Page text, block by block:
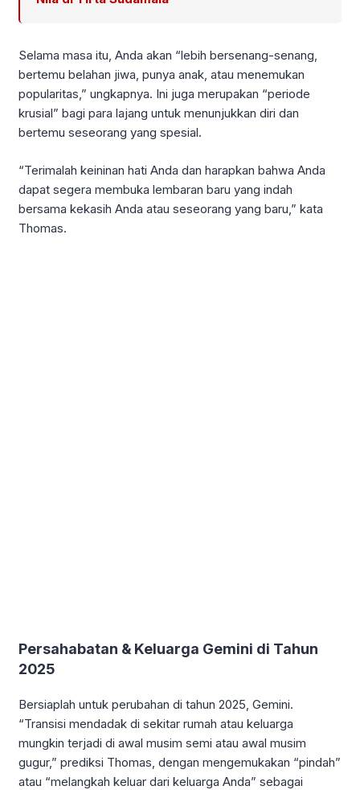
Selama masa itu, Anda akan “lebih bersenang-senang,
bertemu belahan jiwa, punya anak, atau menemukan
popularitas,” ungkapnya. Ini juga merupakan “periode
krusial” bagi para lajang untuk menunjukkan diri dan
bertemu seseorang yang spesial.
“Terimalah keininan hati Anda dan harapkan bahwa Anda
dapat segera membuka lembaran baru yang indah
bersama kekasih Anda atau seseorang yang baru,” kata
Thomas.
Persahabatan & Keluarga Gemini di Tahun
2025
Bersiaplah untuk perubahan di tahun 2025, Gemini.
“Transisi mendadak di sekitar rumah atau keluarga
mungkin terjadi di awal musim semi atau awal musim
gugur,” prediksi Thomas, dengan mengemukakan “pindah”
atau “melangkah keluar dari keluarga Anda” sebagai